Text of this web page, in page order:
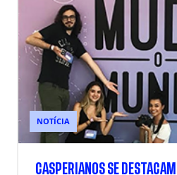
NOTÍCIA
CASPERIANOS SE